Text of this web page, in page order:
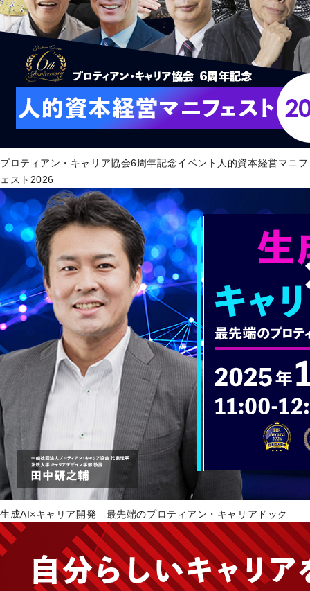
プロティアン・キャリア協会6周年記念イベント人的資本経営マニフ
ェスト2026
生成AI×キャリア開発―最先端のプロティアン・キャリアドック